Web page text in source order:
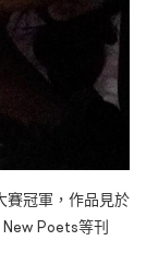
賽冠軍，作品見於
Poets等刊